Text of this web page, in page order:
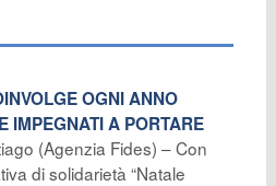
OGNI ANNO
IMPEGNATI A PORTARE
(Agenzia Fides) – Con
di solidarietà “Natale